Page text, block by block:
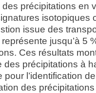
précipitations en
isotopiques
issue des
jusqu’à 5
Ces résultats
des précipitations à
pour l’identification
des